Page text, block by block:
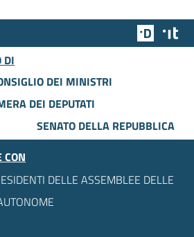
Team
DI
DEI MINISTRI
DEI DEPUTATI
SENATO DELLA REPUBBLICA
CON
DELLE ASSEMBLEE DELLE